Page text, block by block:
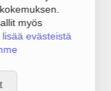
myös
lisää evästeistä
0. Sen
ja hallinta,
Yrityksen